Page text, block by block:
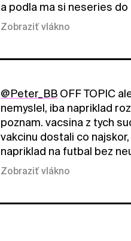
a podla ma si neseries
Zobraziť vlákno
@Peter_BB OFF TOPIC
nemyslel, iba napriklad
poznam. vacsina z tych
vakcinu dostali co
napriklad na futbal bez
Zobraziť vlákno